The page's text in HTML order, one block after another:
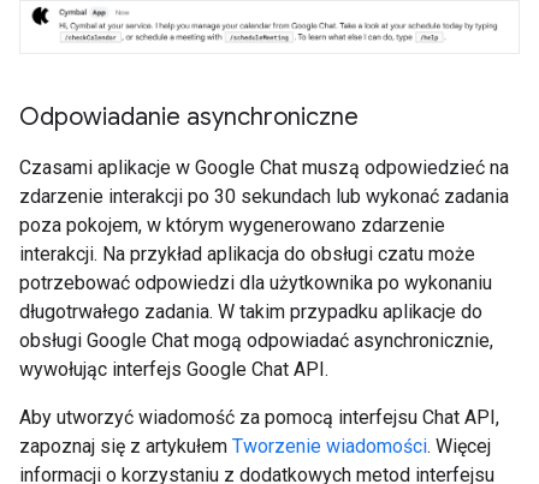
Odpowiadanie asynchroniczne
Czasami aplikacje w Google Chat muszą odpowiedzieć na
zdarzenie interakcji po 30 sekundach lub wykonać zadania
poza pokojem, w którym wygenerowano zdarzenie
interakcji. Na przykład aplikacja do obsługi czatu może
potrzebować odpowiedzi dla użytkownika po wykonaniu
długotrwałego zadania. W takim przypadku aplikacje do
obsługi Google Chat mogą odpowiadać asynchronicznie,
wywołując interfejs Google Chat API.
Aby utworzyć wiadomość za pomocą interfejsu Chat API,
zapoznaj się z artykułem Tworzenie wiadomości. Więcej
informacji o korzystaniu z dodatkowych metod interfejsu